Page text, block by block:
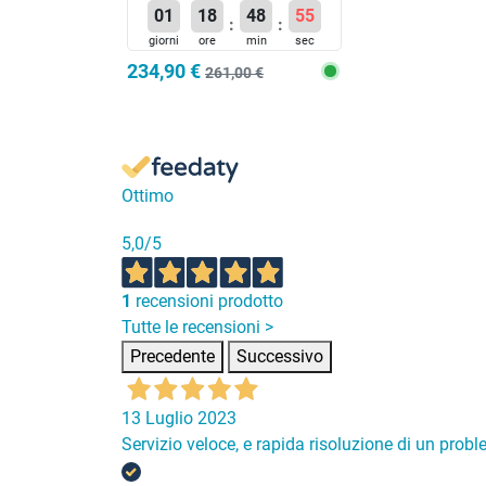
01
giorni
18
ore
: 48
min
: 54
sec
234,90 € 261,00 €
Ottimo
5,0/5
1 recensioni prodotto
Tutte le recensioni >
Precedente
Successivo
13 Luglio 2023
Servizio veloce, e rapida risoluzione di un